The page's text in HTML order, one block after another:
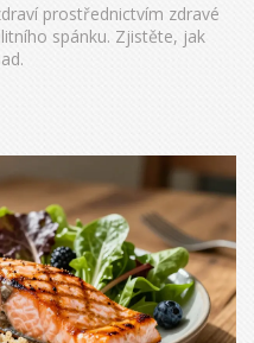
prostřednictvím zdravé
spánku. Zjistěte, jak